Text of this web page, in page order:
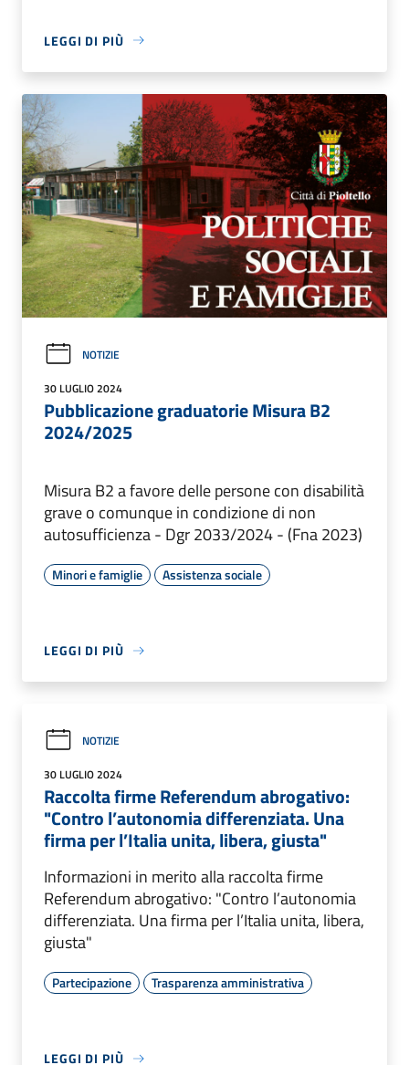
LEGGI DI PIÙ
NOTIZIE
30 LUGLIO 2024
Pubblicazione graduatorie Misura B2
2024/2025
Misura B2 a favore delle persone con disabilità
grave o comunque in condizione di non
autosufficienza - Dgr 2033/2024 - (Fna 2023)
Minori e famiglie Assistenza sociale
LEGGI DI PIÙ
NOTIZIE
30 LUGLIO 2024
Raccolta firme Referendum abrogativo:
"Contro l’autonomia differenziata. Una
firma per l’Italia unita, libera, giusta"
Informazioni in merito alla raccolta firme
Referendum abrogativo: "Contro l’autonomia
differenziata. Una firma per l’Italia unita, libera,
giusta"
Partecipazione Trasparenza amministrativa
LEGGI DI PIÙ